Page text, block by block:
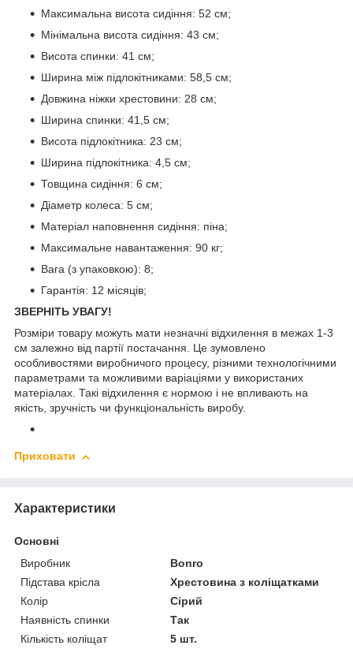
Максимальна висота сидіння: 52 см;
Мінімальна висота сидіння: 43 см;
Висота спинки: 41 см;
Ширина між підлокітниками: 58,5 см;
Довжина ніжки хрестовини: 28 см;
Ширина спинки: 41,5 см;
Висота підлокітника: 23 см;
Ширина підлокітника: 4,5 см;
Товщина сидіння: 6 см;
Діаметр колеса: 5 см;
Матеріал наповнення сидіння: піна;
Максимальне навантаження: 90 кг;
Вага (з упаковкою): 8;
Гарантія: 12 місяців;
ЗВЕРНІТЬ УВАГУ!
Розміри товару можуть мати незначні відхилення в межах 1-3
см залежно від партії постачання. Це зумовлено
особливостями виробничого процесу, різними технологічними
параметрами та можливими варіаціями у використаних
матеріалах. Такі відхилення є нормою і не впливають на
якість, зручність чи функціональність виробу.
Приховати
Характеристики
Основні
Виробник
Bonro
Підстава крісла
Хрестовина з коліщатками
Колір
Сірий
Наявність спинки
Так
Кількість коліщат
5 шт.